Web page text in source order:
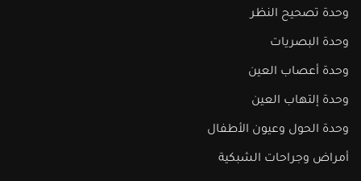
وحدة تصحيح النظر
وحدة البصريات
وحدة أعصاب العين
وحدة إلتهاب العين
وحدة الحول وعيون الأطفال
أمراض وجراحات الشبكية